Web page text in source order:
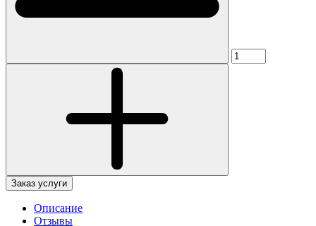
Заказ услуги
Описание
Отзывы